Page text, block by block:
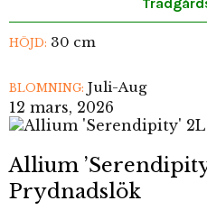
HÖJD: 30 cm
BLOMNING: Juli-Aug
12 mars, 2026
Allium
Prydnadslök